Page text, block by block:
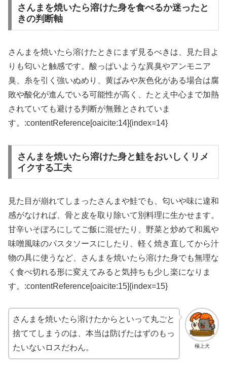
さんまを焼いたら溶けた身を食べるか迷ったと
きの判断軸
さんまを焼いたら溶けたときにまず見るべきは、見た目よ
りも匂いと触感です。酸っぱいような異臭やアンモニア
臭、糸を引く強いぬめり、黄ばみや灰色化がある場合は腐
敗や酸化が進んでいる可能性が高く、たとえ中心まで加熱
されていても避ける判断が無難とされていま
す。:contentReference[oaicite:14]{index=14}
さんまを焼いたら溶けた身と鮭をおいしくリメ
イクする工夫
見た目が崩れてしまったさんまや鮭でも、匂いや味に違和
感がなければ、骨と皮を取り除いて別料理に生かせます。
甘辛いそぼろにしてご飯に混ぜたり、野菜と炒めて和風や
味噌風味のパスタソースにしたり、軽く焼き直してから汁
物の具に使うなど、さんまを焼いたら溶けた身でも無理な
く食べ切れる形に変えてみると気持ちも少し楽になりま
す。:contentReference[oaicite:15]{index=15}
極上犬
さんまを焼いたら溶けたからといって丸ごと
捨ててしまうのは、本当は防げたはずのもっ
たいないロスだわん。